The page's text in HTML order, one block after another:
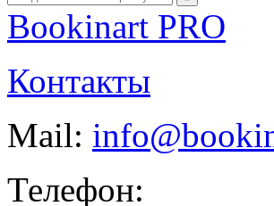
Bookinart PRO
Контакты
Mail:
Телефон: